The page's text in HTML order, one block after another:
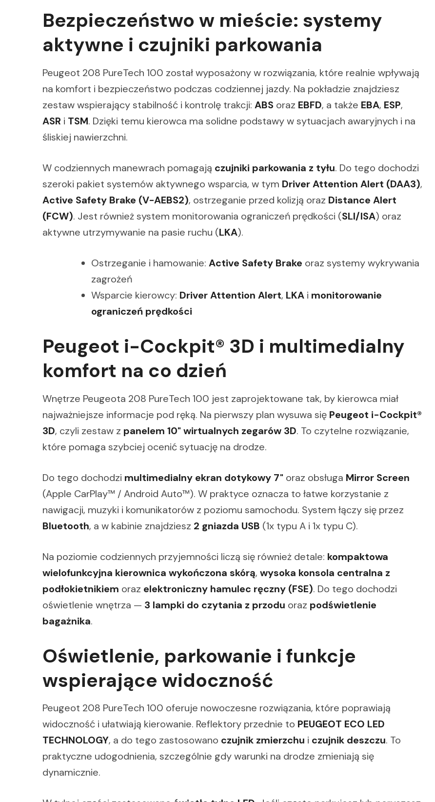
Bezpieczeństwo w mieście: systemy
aktywne i czujniki parkowania
Peugeot 208 PureTech 100 został wyposażony w rozwiązania, które realnie wpływają
na komfort i bezpieczeństwo podczas codziennej jazdy. Na pokładzie znajdziesz
zestaw wspierający stabilność i kontrolę trakcji: ABS oraz EBFD, a także EBA, ESP,
ASR i TSM. Dzięki temu kierowca ma solidne podstawy w sytuacjach awaryjnych i na
śliskiej nawierzchni.
W codziennych manewrach pomagają czujniki parkowania z tyłu. Do tego dochodzi
szeroki pakiet systemów aktywnego wsparcia, w tym Driver Attention Alert (DAA3),
Active Safety Brake (V-AEBS2), ostrzeganie przed kolizją oraz Distance Alert
(FCW). Jest również system monitorowania ograniczeń prędkości (SLI/ISA) oraz
aktywne utrzymywanie na pasie ruchu (LKA).
Ostrzeganie i hamowanie: Active Safety Brake oraz systemy wykrywania
zagrożeń
Wsparcie kierowcy: Driver Attention Alert, LKA i monitorowanie
ograniczeń prędkości
Peugeot i-Cockpit® 3D i multimedialny
komfort na co dzień
Wnętrze Peugeota 208 PureTech 100 jest zaprojektowane tak, by kierowca miał
najważniejsze informacje pod ręką. Na pierwszy plan wysuwa się Peugeot i-Cockpit®
3D, czyli zestaw z panelem 10" wirtualnych zegarów 3D. To czytelne rozwiązanie,
które pomaga szybciej ocenić sytuację na drodze.
Do tego dochodzi multimedialny ekran dotykowy 7" oraz obsługa Mirror Screen
(Apple CarPlay™ / Android Auto™). W praktyce oznacza to łatwe korzystanie z
nawigacji, muzyki i komunikatorów z poziomu samochodu. System łączy się przez
Bluetooth, a w kabinie znajdziesz 2 gniazda USB (1x typu A i 1x typu C).
Na poziomie codziennych przyjemności liczą się również detale: kompaktowa
wielofunkcyjna kierownica wykończona skórą, wysoka konsola centralna z
podłokietnikiem oraz elektroniczny hamulec ręczny (FSE). Do tego dochodzi
oświetlenie wnętrza — 3 lampki do czytania z przodu oraz podświetlenie
bagażnika.
Oświetlenie, parkowanie i funkcje
wspierające widoczność
Peugeot 208 PureTech 100 oferuje nowoczesne rozwiązania, które poprawiają
widoczność i ułatwiają kierowanie. Reflektory przednie to PEUGEOT ECO LED
TECHNOLOGY, a do tego zastosowano czujnik zmierzchu i czujnik deszczu. To
praktyczne udogodnienia, szczególnie gdy warunki na drodze zmieniają się
dynamicznie.